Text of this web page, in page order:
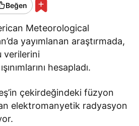
Beğen
Meteorological
yayımlanan araştırmada,
verilerini
hesapladı.
çekirdeğindeki füzyon
elektromanyetik radyasyon